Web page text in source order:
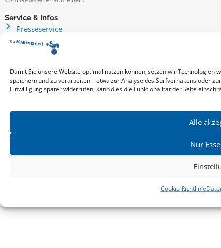
Damit Sie unsere Website optimal nutzen können, setzen wir Technologien
speichern und zu verarbeiten – etwa zur Analyse des Surfverhaltens oder
Einwilligung später widerrufen, kann dies die Funktionalität der Seite
Alle
Nur
Cookie-Richtlinie
Service & Infos
Presseservice
Service für Handel & Veranstalter
Infos zur Manuskripteinreichung
Kontakt & Ansprechpartner
Impressum
Produktsicherheit